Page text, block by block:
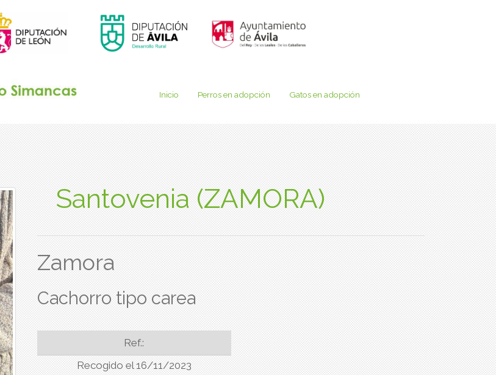
Inicio Perros en adopción Gatos en adopción
Santovenia (ZAMORA)
Zamora
Cachorro tipo carea
Ref.:
Recogido el 16/11/2023